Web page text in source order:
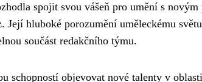
spojit svou vášeň pro umění s
Její hluboké porozumění uměleckému
součást redakčního týmu.
schopností objevovat nové talenty v